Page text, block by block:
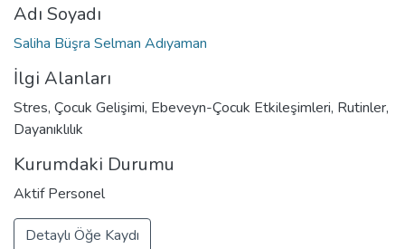
edilebileceğine kadar uzanan çok geniş bir
yelpazede yer alır. Bu zenginlik, psikolojinin
olan alt alanlarının bulunduğu anlamına
Adı Soyadı
Saliha Büşra Selman Adıyaman
İlgi Alanları
Stres, Çocuk Gelişimi, Ebeveyn-Çocuk Etkileşimleri, Rutinler,
Dayanıklılık
Kurumdaki Durumu
Aktif Personel
Detaylı Öğe Kaydı